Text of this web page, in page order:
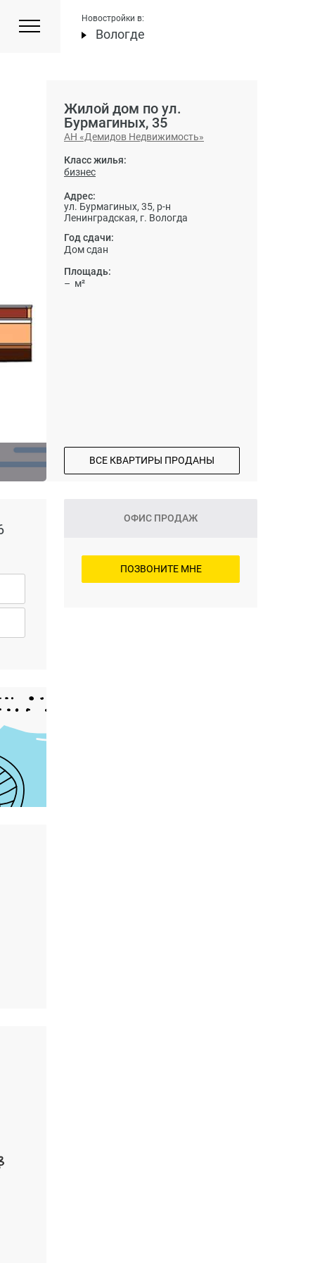
Новостройки в:
Вологде
Жилой дом по ул.
Бурмагиных, 35
АН «Демидов Недвижимость»
Класс жилья:
бизнес
Адрес:
ул. Бурмагиных, 35, р-н
Ленинградская, г. Вологда
Год сдачи:
Дом сдан
Площадь:
– м²
ВСЕ КВАРТИРЫ ПРОДАНЫ
ОФИС ПРОДАЖ
ПОЗВОНИТЕ МНЕ